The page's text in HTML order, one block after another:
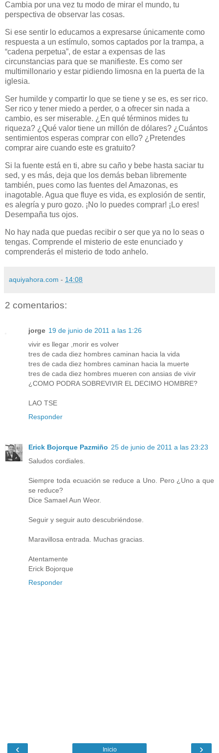
Cambia por una vez tu modo de mirar el mundo, tu
perspectiva de observar las cosas.
Si ese sentir lo educamos a expresarse únicamente como
respuesta a un estímulo, somos captados por la trampa, a
“cadena perpetua”, de estar a expensas de las
circunstancias para que se manifieste. Es como ser
multimillonario y estar pidiendo limosna en la puerta de la
iglesia.
Ser humilde y compartir lo que se tiene y se es, es ser rico.
Ser rico y tener miedo a perder, o a ofrecer sin nada a
cambio, es ser miserable. ¿En qué términos mides tu
riqueza? ¿Qué valor tiene un millón de dólares? ¿Cuántos
sentimientos esperas comprar con ello? ¿Pretendes
comprar aire cuando este es gratuito?
Si la fuente está en ti, abre su caño y bebe hasta saciar tu
sed, y es más, deja que los demás beban libremente
también, pues como las fuentes del Amazonas, es
inagotable. Agua que fluye es vida, es explosión de sentir,
es alegría y puro gozo. ¡No lo puedes comprar! ¡Lo eres!
Desempaña tus ojos.
No hay nada que puedas recibir o ser que ya no lo seas o
tengas. Comprende el misterio de este enunciado y
comprenderás el misterio de todo anhelo.
aquiyahora.com - 14:08
2 comentarios:
jorge 19 de junio de 2011 a las 1:26
vivir es llegar ,morir es volver
tres de cada diez hombres caminan hacia la vida
tres de cada diez hombres caminan hacia la muerte
tres de cada diez hombres mueren con ansias de vivir
¿COMO PODRA SOBREVIVIR EL DECIMO HOMBRE?
LAO TSE
Responder
Erick Bojorque Pazmiño 25 de junio de 2011 a las 23:23
Saludos cordiales.
Siempre toda ecuación se reduce a Uno. Pero ¿Uno a que
se reduce?
Dice Samael Aun Weor.
Seguir y seguir auto descubriéndose.
Maravillosa entrada. Muchas gracias.
Atentamente
Erick Bojorque
Responder
‹ ›
Inicio